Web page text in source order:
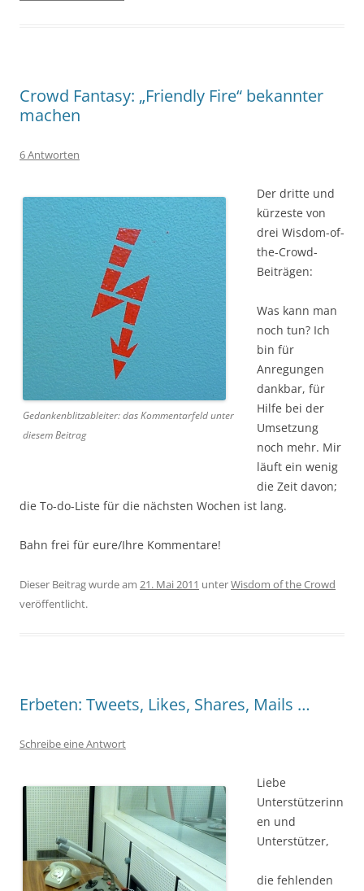
Crowd Fantasy: „Friendly Fire“ bekannter
machen
6 Antworten
Gedankenblitzableiter: das Kommentarfeld unter
diesem Beitrag
Der dritte und
kürzeste von
drei Wisdom-of-
the-Crowd-
Beiträgen:
Was kann man
noch tun? Ich
bin für
Anregungen
dankbar, für
Hilfe bei der
Umsetzung
noch mehr. Mir
läuft ein wenig
die Zeit davon;
die To-do-Liste für die nächsten Wochen ist lang.
Bahn frei für eure/Ihre Kommentare!
Dieser Beitrag wurde am 21. Mai 2011 unterWisdom of the Crowd
veröffentlicht.
Erbeten: Tweets, Likes, Shares, Mails …
Schreibe eine Antwort
Liebe
Unterstützerinn
en und
Unterstützer,
die fehlenden